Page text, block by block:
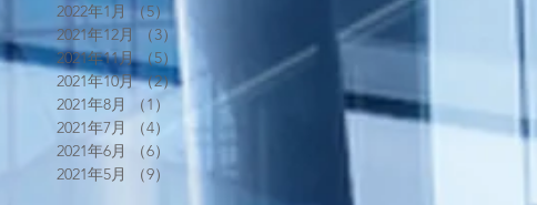
2022年1月 （5）
2021年12月
（3）
2021年11月 （5）
2021年10月 （2）2件の記事
2021年8月
（1）
1件の記事
2021年7月
（4）
2021年6月
（6）
2021年5月
（9）